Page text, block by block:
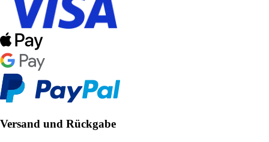
Versand und Rückgabe